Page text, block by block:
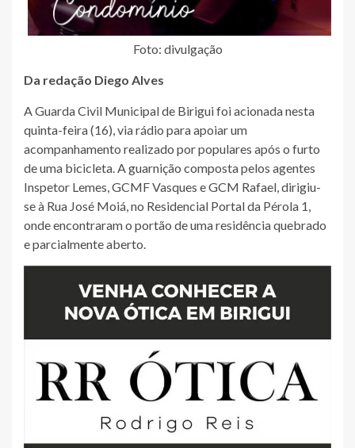
Foto: divulgação
Da redação Diego Alves
A Guarda Civil Municipal de Birigui foi acionada nesta
quinta-feira (16), via rádio para apoiar um
acompanhamento realizado por populares após o furto
de uma bicicleta. A guarnição composta pelos agentes
Inspetor Lemes, GCMF Vasques e GCM Rafael, dirigiu-
se à Rua José Moiá, no Residencial Portal da Pérola 1,
onde encontraram o portão de uma residência quebrado
e parcialmente aberto.